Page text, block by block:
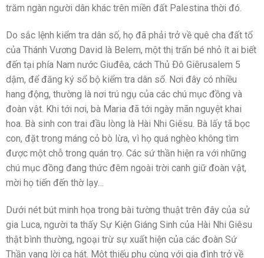
trăm ngàn người dân khác trên miền đất Palestina thời đó.
Do sắc lệnh kiểm tra dân số, họ đã phải trở về quê cha đất tổ
của Thánh Vương David là Belem, một thị trấn bé nhỏ ít ai biết
đến tại phía Nam nước Giuđêa, cách Thủ Ðô Giêrusalem 5
dậm, để đăng ký sổ bộ kiểm tra dân số. Nơi đây có nhiều
hang động, thường là nơi trú ngụ của các chú mục đồng và
đoàn vật. Khi tới nơi, bà Maria đã tới ngày mãn nguyệt khai
hoa. Bà sinh con trai đầu lòng là Hài Nhi Giêsu. Bà lấy tã bọc
con, đặt trong máng cỏ bò lừa, vì họ quá nghèo không tìm
được một chỗ trong quán trọ. Các sứ thần hiện ra với những
chú mục đồng đang thức đêm ngoài trời canh giữ đoàn vật,
mời họ tiến đến thờ lạy…
Dưới nét bút minh họa trong bài tường thuật trên đây của sử
gia Luca, người ta thấy Sự Kiện Giáng Sinh của Hài Nhi Giêsu
thật bình thường, ngoại trừ sự xuất hiện của các đoàn Sứ
Thần vang lời ca hát. Một thiếu phụ cùng với gia đình trở về